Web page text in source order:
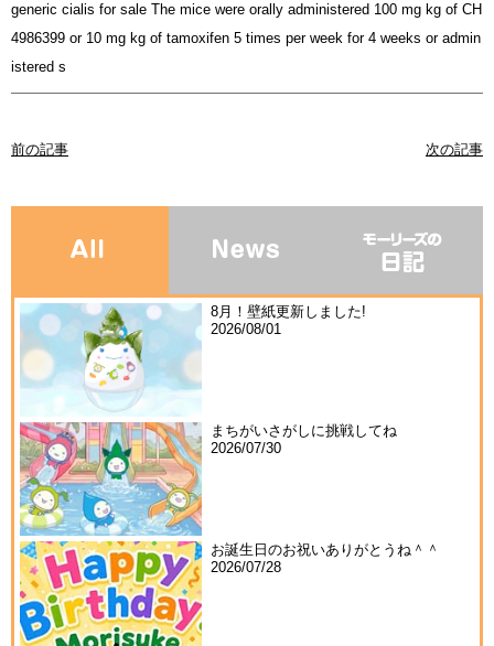
generic cialis for sale The mice were orally administered 100 mg kg of CH
4986399 or 10 mg kg of tamoxifen 5 times per week for 4 weeks or admin
istered s
前の記事 次の記事
8月！壁紙更新しました!
2026/08/01
まちがいさがしに挑戦してね
2026/07/30
お誕生日のお祝いありがとうね＾＾
2026/07/28